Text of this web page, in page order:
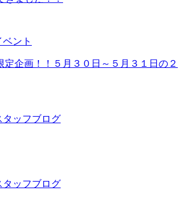
ベント
定企画！！５月３０日～５月３１日の２
タッフブログ
タッフブログ